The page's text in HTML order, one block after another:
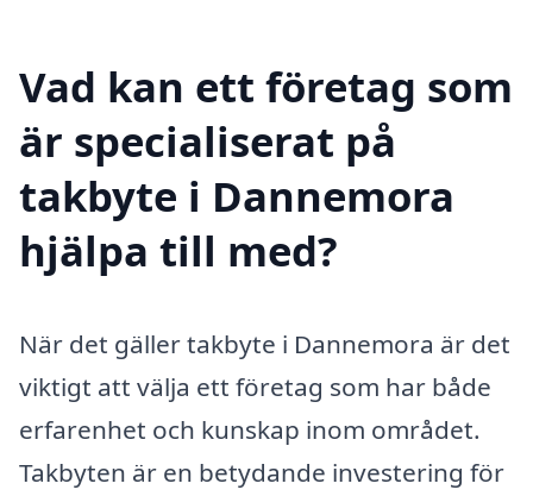
Vad kan ett företag som
är specialiserat på
takbyte i Dannemora
hjälpa till med?
När det gäller takbyte i Dannemora är det
viktigt att välja ett företag som har både
erfarenhet och kunskap inom området.
Takbyten är en betydande investering för